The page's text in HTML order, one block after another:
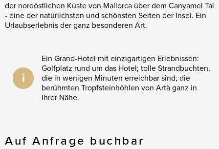
der nordöstlichen Küste von Mallorca über dem Canyamel Tal
- eine der natürlichsten und schönsten Seiten der Insel. Ein
Urlaubserlebnis der ganz besonderen Art.
i
Ein Grand-Hotel mit einzigartigen Erlebnissen:
Golfplatz rund um das Hotel; tolle Strandbuchten,
die in wenigen Minuten erreichbar sind; die
berühmten Tropfsteinhöhlen von Artà ganz in
Ihrer Nähe.
Auf Anfrage buchbar